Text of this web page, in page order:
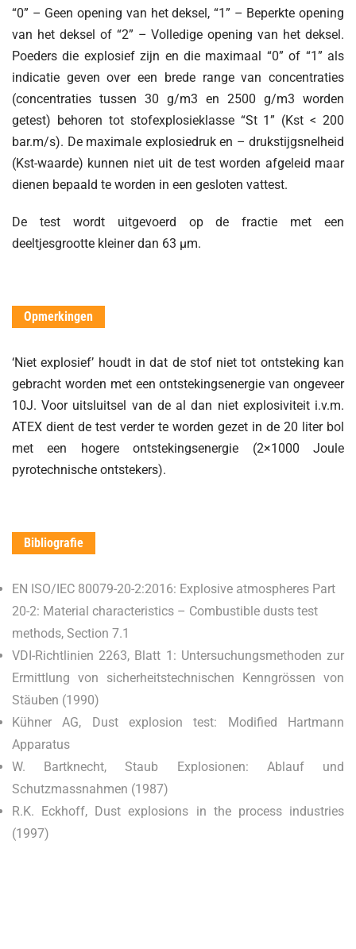
“0” – Geen opening van het deksel, “1” – Beperkte opening
van het deksel of “2” – Volledige opening van het deksel.
Poeders die explosief zijn en die maximaal “0” of “1” als
indicatie geven over een brede range van concentraties
(concentraties tussen 30 g/m3 en 2500 g/m3 worden
getest) behoren tot stofexplosieklasse “St 1” (Kst < 200
bar.m/s). De maximale explosiedruk en – drukstijgsnelheid
(Kst-waarde) kunnen niet uit de test worden afgeleid maar
dienen bepaald te worden in een gesloten vattest.
De test wordt uitgevoerd op de fractie met een
deeltjesgrootte kleiner dan 63 µm.
Opmerkingen
‘Niet explosief’ houdt in dat de stof niet tot ontsteking kan
gebracht worden met een ontstekingsenergie van ongeveer
10J. Voor uitsluitsel van de al dan niet explosiviteit i.v.m.
ATEX dient de test verder te worden gezet in de 20 liter bol
met een hogere ontstekingsenergie (2×1000 Joule
pyrotechnische ontstekers).
Bibliografie
EN ISO/IEC 80079-20-2:2016: Explosive atmospheres Part
20-2: Material characteristics – Combustible dusts test
methods, Section 7.1
VDI-Richtlinien 2263, Blatt 1: Untersuchungsmethoden zur
Ermittlung von sicherheitstechnischen Kenngrössen von
Stäuben (1990)
Kühner AG, Dust explosion test: Modified Hartmann
Apparatus
W. Bartknecht, Staub Explosionen: Ablauf und
Schutzmassnahmen (1987)
R.K. Eckhoff, Dust explosions in the process industries
(1997)